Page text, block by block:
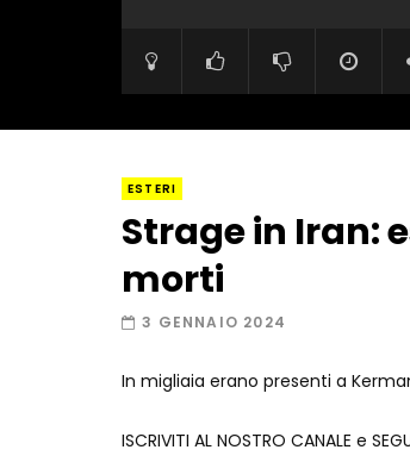
ESTERI
Strage in Iran:
morti
3 GENNAIO 2024
In migliaia erano presenti a
ISCRIVITI AL NOSTRO CANALE e